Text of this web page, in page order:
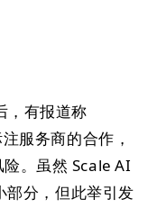
，有报道称
服务商的合作，
。虽然 Scale AI
分，但此举引发